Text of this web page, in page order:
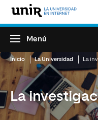
Menú
Inicio La Universidad
La